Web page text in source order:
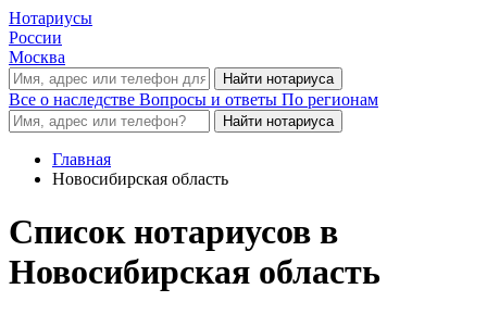
Нотариусы
России
Москва
Все о наследстве Вопросы и ответы По регионам
Главная
Новосибирская область
Список нотариусов в
Новосибирская область